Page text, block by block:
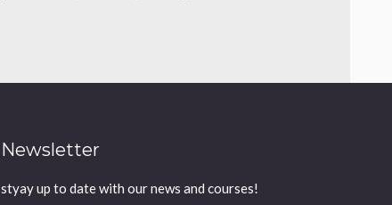
Newsletter
styay up to date with our news and courses!